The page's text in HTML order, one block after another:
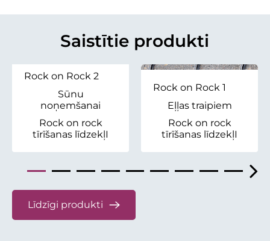
Saistītie produkti
Rock on Rock 2
Sūnu
noņemšanai
Rock on rock
tīrīšanas līdzekļI
Rock on Rock 1
Eļļas traipiem
Rock on rock
tīrīšanas līdzekļI
Līdzīgi produkti